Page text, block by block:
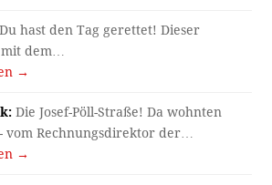
hast den Tag gerettet! Dieser
dem…
→
Die Josef-Pöll-Straße! Da wohnten
vom Rechnungsdirektor der…
→